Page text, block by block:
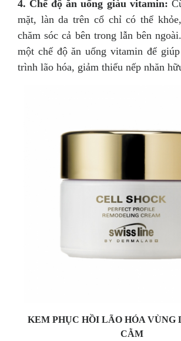
4. Chế độ ăn uống giàu vitamin:
mặt, làn da trên cổ chỉ có thể
chăm sóc cả bên trong lẫn bên
một chế độ ăn uống vitamin để
trình lão hóa, giảm thiểu nếp nhăn
KEM PHỤC HỒI LÃO HÓA VÙNG
CẰM